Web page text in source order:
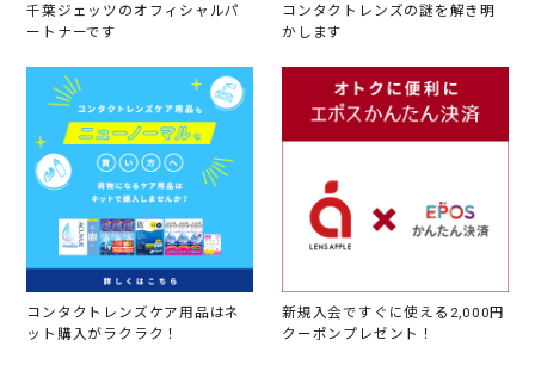
千葉ジェッツのオフィシャルパ
ートナーです
コンタクトレンズの謎を解き明
かします
コンタクトレンズケア用品はネ
ット購入がラクラク！
新規入会ですぐに使える2,000円
クーポンプレゼント！